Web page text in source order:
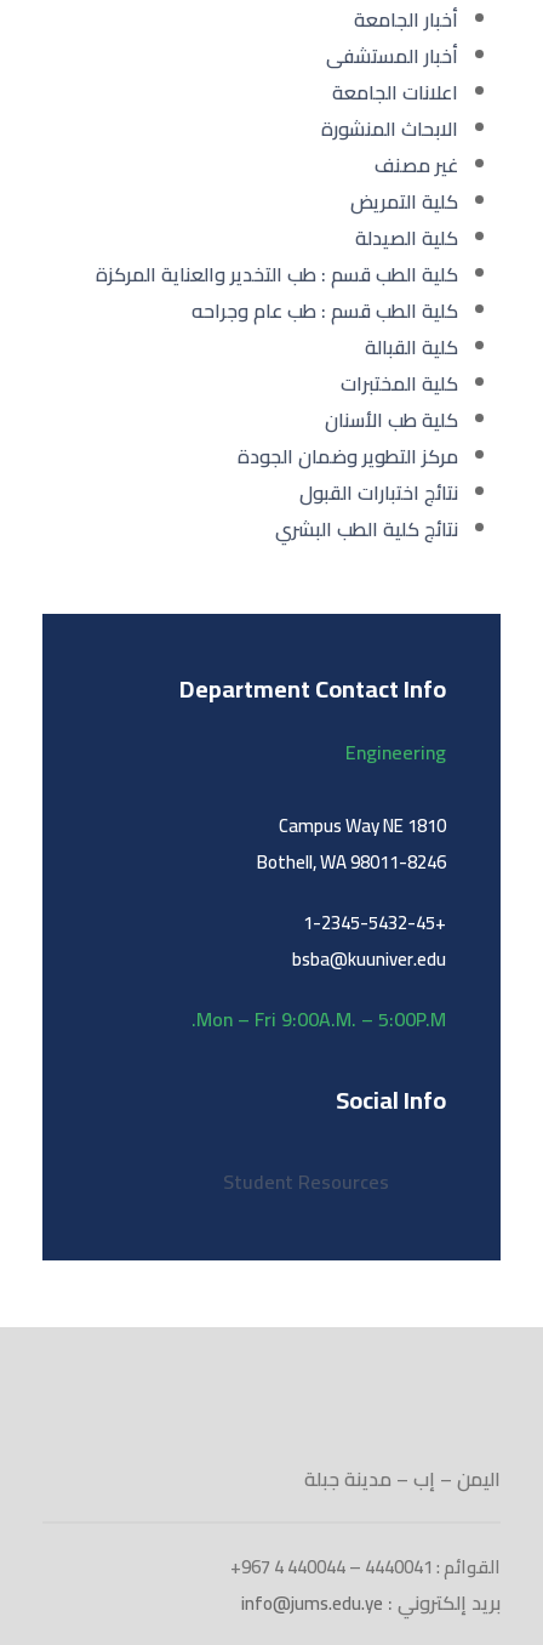
أخبار الجامعة
أخبار المستشفى
اعلانات الجامعة
الابحاث المنشورة
غير مصنف
كلية التمريض
كلية الصيدلة
كلية الطب قسم : طب التخدير والعناية المركزة
كلية الطب قسم : طب عام وجراحه
كلية القبالة
كلية المختبرات
كلية طب الأسنان
مركز التطوير وضمان الجودة
نتائج اختبارات القبول
نتائج كلية الطب البشري
Department Contact Info
Engineering
1810 Campus Way NE
Bothell, WA 98011-8246
+1-2345-5432-45
bsba@kuuniver.edu
Mon – Fri 9:00A.M. – 5:00P.M.
Social Info
Student Resources
اليمن – إب – مدينة جبلة
القوائم : 4440041 – 440044 4 967+
بريد إلكتروني : info@jums.edu.ye